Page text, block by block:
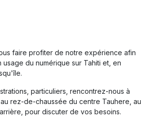
faire profiter de notre expérience afin
du numérique sur Tahiti et, en
particuliers, rencontrez-nous à
rez-de-chaussée du centre Tauhere, au
pour discuter de vos besoins.